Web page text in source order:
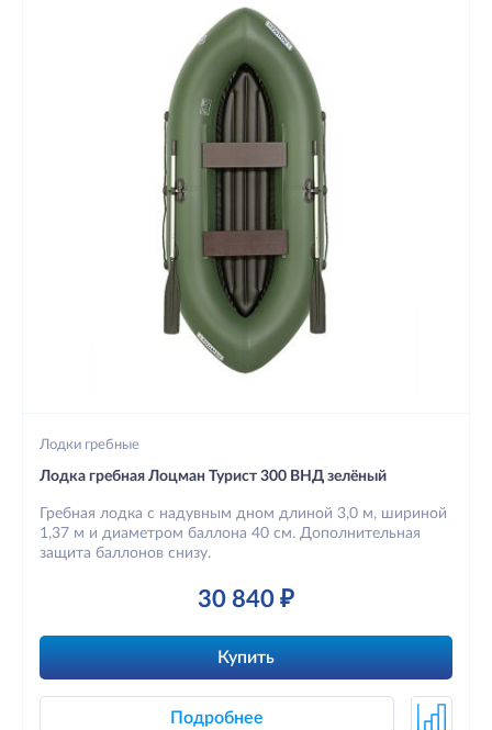
Лодки гребные
Лодка гребная Лоцман Турист 300 ВНД зелёный
Гребная лодка с надувным дном длиной 3,0 м, шириной
1,37 м и диаметром баллона 40 см. Дополнительная
защита баллонов снизу.
30 840 ₽
Купить
Подробнее